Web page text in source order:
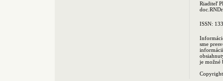
Riaditeľ
ISSN:
sme
je možné